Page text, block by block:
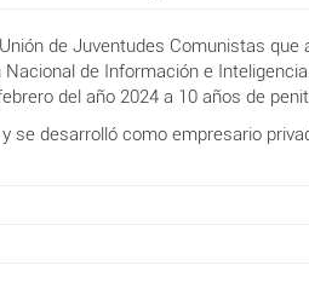
de Juventudes Comunistas
de Información e
del año 2024 a 10 años de
se desarrolló como empresario